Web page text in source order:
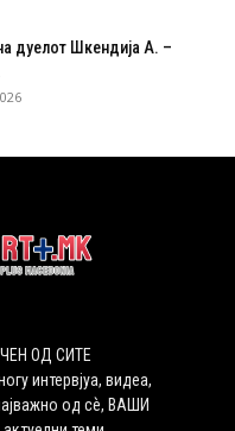
дуелот Шкендија А. –
ОД СИТЕ
интервјуа, видеа,
од сѐ, ВАШИ